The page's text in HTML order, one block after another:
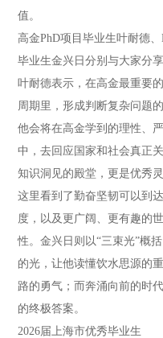
值。
高金PhD项目毕业生叶耐德
毕业生金兴日分别与大家分
叶耐德表示，在高金最重要
周期里，形成判断复杂问题
他会将在高金学到的理性、
中，去回应国家和社会真正
知识洞见的殿堂，更是优秀
这里看到了勤奋坚韧可以到
度，以及更广阔、更有趣的
性。金兴日则以“三束光”概
的光，让他读懂饮水思源的
路的勇气；而奔涌向前的时
的终极答案。
2026届上海市优秀毕业生